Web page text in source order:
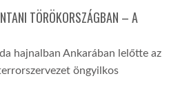
TÖRÖKORSZÁGBAN – A
hajnalban Ankarában lelőtte az
öngyilkos